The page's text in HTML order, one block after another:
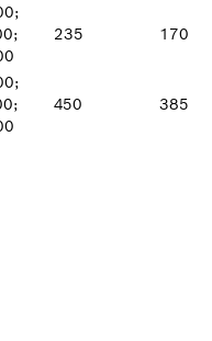
235 170
450 385